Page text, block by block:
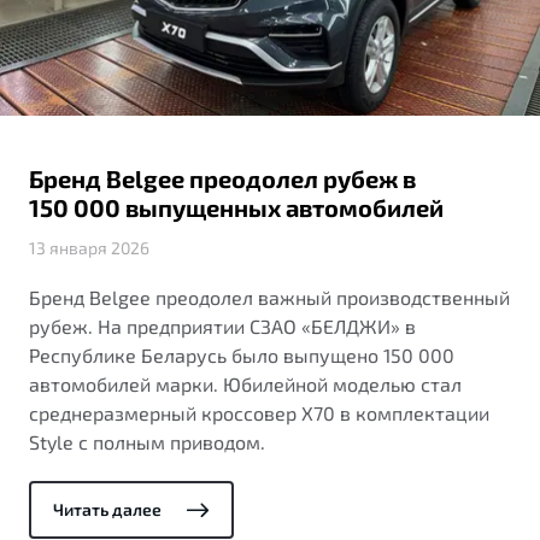
Яркий кроссовер
Обзор В наличии
S50
Элегантный и практичный седан
Автокредит
Трейд-ин
Страхование
Узнайте о специальных выгодах при покупке
ПОДДЕРЖКА
Гарантия Belgee
Belgee Линк
Belgee Плюс
Реферальная программа
Помощь на дорогах
О дилерском центре
Правовая информация
Бренд Belgee преодолел рубеж в
150 000 выпущенных автомобилей
13 января 2026
Бренд Belgee преодолел важный производственный
рубеж. На предприятии СЗАО «БЕЛДЖИ» в
Республике Беларусь было выпущено 150 000
автомобилей марки. Юбилейной моделью стал
среднеразмерный кроссовер X70 в комплектации
Style с полным приводом.
Читать далее